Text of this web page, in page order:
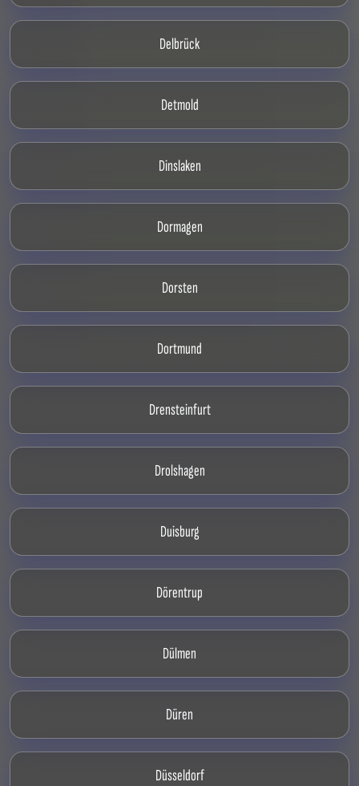
Delbrück
Detmold
Dinslaken
Dormagen
Dorsten
Dortmund
Drensteinfurt
Drolshagen
Duisburg
Dörentrup
Dülmen
Düren
Düsseldorf